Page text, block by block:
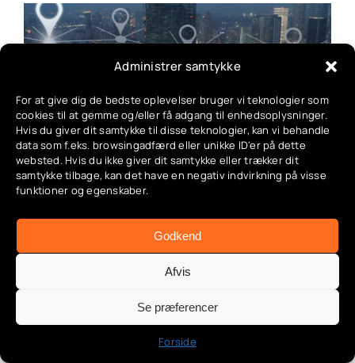
Administrer samtykke
For at give dig de bedste oplevelser bruger vi teknologier som
cookies til at gemme og/eller få adgang til enhedsoplysninger.
Hvis du giver dit samtykke til disse teknologier, kan vi behandle
data som f.eks. browsingadfærd eller unikke ID'er på dette
websted. Hvis du ikke giver dit samtykke eller trækker dit
samtykke tilbage, kan det have en negativ indvirkning på visse
funktioner og egenskaber.
Godkend
Afvis
Se præferencer
Forside
Geofence GPS Tracker: Guide Til
Opsætning Af Geografisk Hegn
Categories: App & automatisering, Deling &
familieadgang,Geo-fence guide,GPS & tracking, GPS
armbånd,GPS til biler,GPS til børn,Smart sikkerhed
GPS Armbånd Til Ældre: